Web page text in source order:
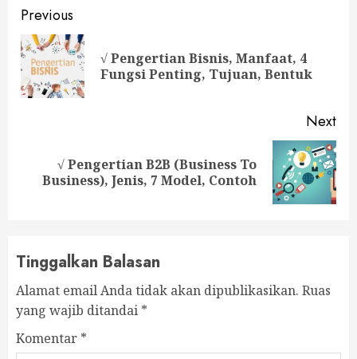
Continue
Reading
Previous
√ Pengertian Bisnis, Manfaat, 4
Fungsi Penting, Tujuan, Bentuk
Next
post:
√ Pengertian B2B (Business To
Business), Jenis, 7 Model, Contoh
Tinggalkan Balasan
Alamat email Anda tidak akan dipublikasikan. Ruas
yang wajib ditandai *
Komentar *